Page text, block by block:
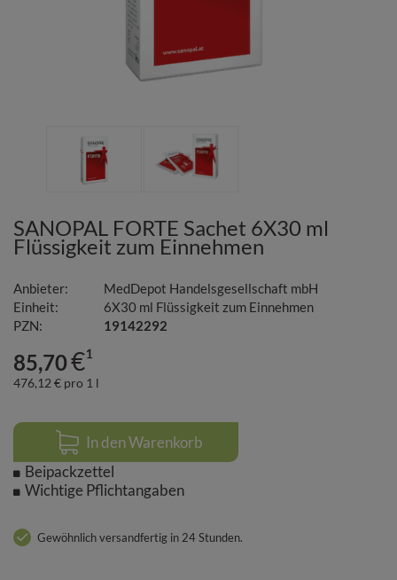
SANOPAL FORTE Sachet 6X30 ml
Flüssigkeit zum Einnehmen
Anbieter:
MedDepot Handelsgesellschaft mbH
Einheit:
6X30 ml Flüssigkeit zum Einnehmen
PZN:
19142292
85,70€¹
476,12 € pro 1 l
In den Warenkorb
Beipackzettel
Wichtige Pflichtangaben
Gewöhnlich versandfertig in 24 Stunden.